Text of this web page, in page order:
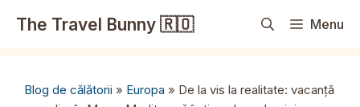
The Travel Bunny 🇷🇴 Menu
Blog de călătorii » Europa » De la vis la realitate: vacanță